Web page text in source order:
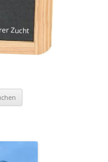
Zucht